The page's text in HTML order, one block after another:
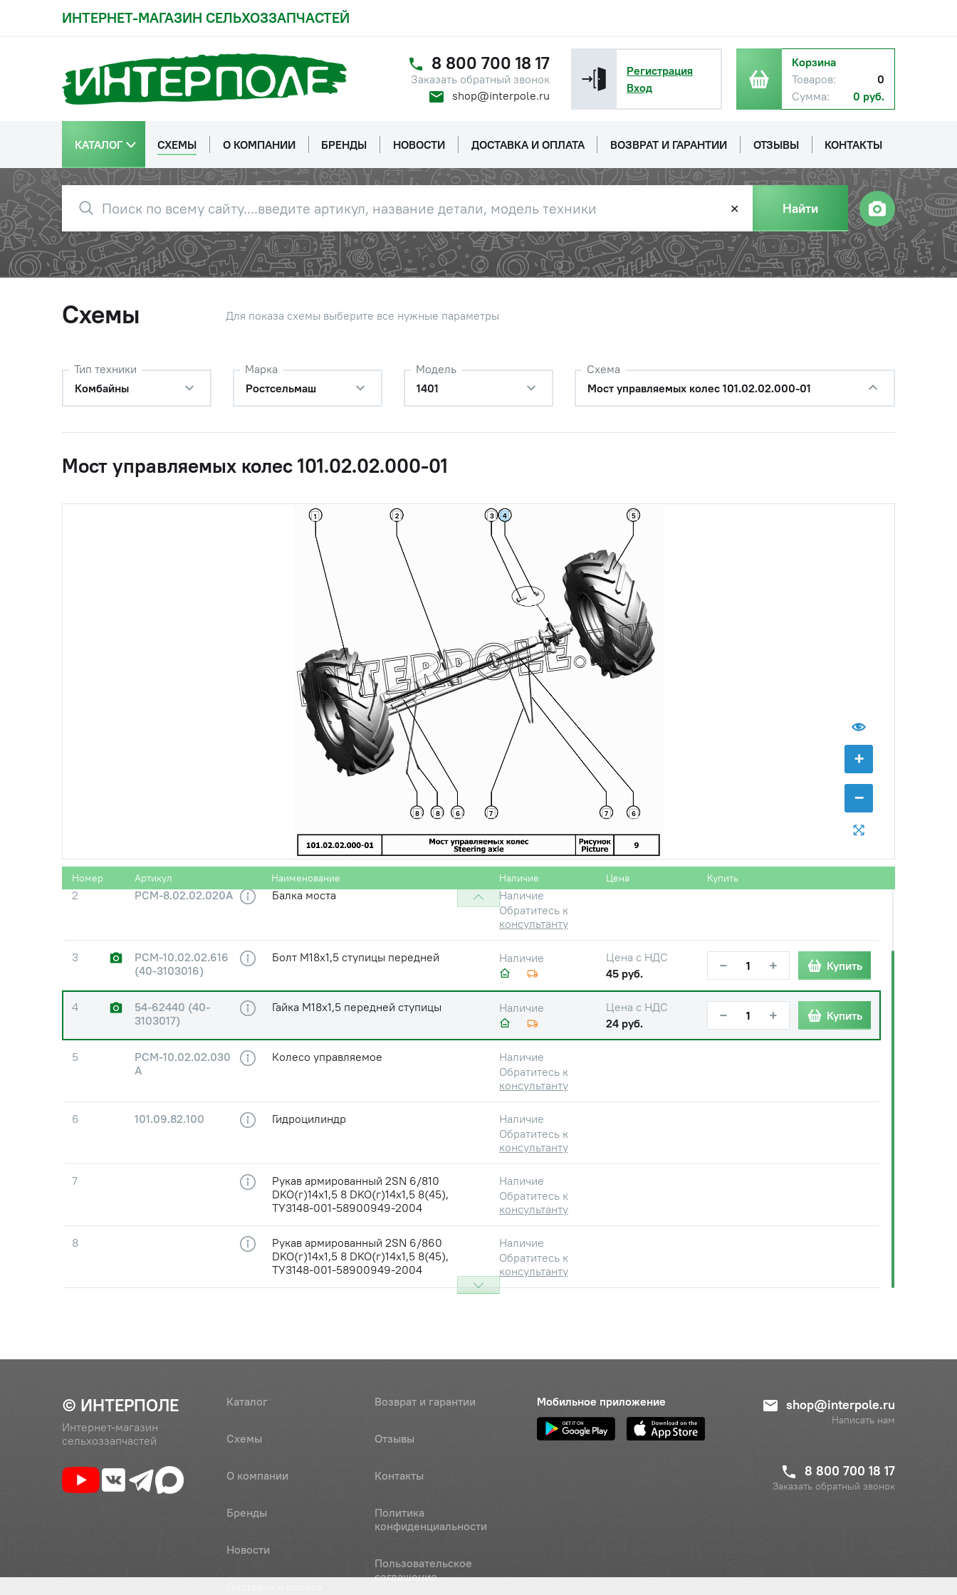
ИНТЕРНЕТ-МАГАЗИН СЕЛЬХОЗЗАПЧАСТЕЙ
8 800 700 18 17
Заказать обратный звонок
shop@interpole.ru
Регистрация
Вход
Корзина
Товаров:
0
Сумма:
0 руб.
КАТАЛОГ СХЕМЫ О КОМПАНИИ БРЕНДЫ НОВОСТИ ДОСТАВКА И ОПЛАТА ВОЗВРАТ И ГАРАНТИИ ОТЗЫВЫ КОНТАКТЫ
✕ Найти
Схемы Для показа схемы выберите все нужные параметры
Тип техники
Комбайны
Марка
Ростсельмаш
Модель
1401
Схема
Мост управляемых колес 101.02.02.000-01
Мост управляемых колес 101.02.02.000-01
+
−
1 2 3 4 5
6 6
7 7
8 8
Номер Артикул Наименование Наличие Цена Купить
Колесо управляемое
Наличие
Обратитесь к
консультанту
2 РСМ-8.02.02.020А Балка моста
Наличие
Обратитесь к
консультанту
3
РСМ-10.02.02.616
(40-3103016)
Болт М18х1,5 ступицы передней Наличие
Цена с НДС
45 руб.
− + Купить
4
54-62440 (40-
3103017)
Гайка М18х1,5 передней ступицы Наличие
Цена с НДС
24 руб.
− + Купить
5
РСМ-10.02.02.030
А
Колесо управляемое
Наличие
Обратитесь к
консультанту
6 101.09.82.100 Гидроцилиндр
Наличие
Обратитесь к
консультанту
7
Рукав армированный 2SN 6/810
DKO(г)14х1,5 8 DKO(г)14х1,5 8(45),
ТУ3148-001-58900949-2004
Наличие
Обратитесь к
консультанту
8
Рукав армированный 2SN 6/860
DKO(г)14х1,5 8 DKO(г)14х1,5 8(45),
ТУ3148-001-58900949-2004
Наличие
Обратитесь к
консультанту
© ИНТЕРПОЛЕ
Интернет-магазин
сельхоззапчастей
Каталог
Схемы
О компании
Бренды
Новости
Возврат и гарантии
Отзывы
Контакты
Политика
конфиденциальности
Пользовательское
соглашение
Мобильное приложение shop@interpole.ru
Написать нам
8 800 700 18 17
Заказать обратный звонок